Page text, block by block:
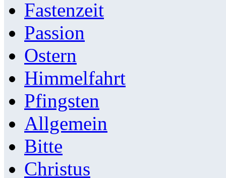
Fastenzeit
Passion
Ostern
Himmelfahrt
Pfingsten
Allgemein
Bitte
Christus